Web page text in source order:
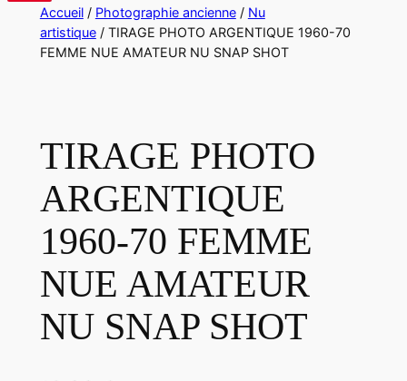
Accueil/ Photographie ancienne/ Nu
artistique/ TIRAGE PHOTO ARGENTIQUE 1960-70
FEMME NUE AMATEUR NU SNAP SHOT
TIRAGE PHOTO
ARGENTIQUE
1960-70 FEMME
NUE AMATEUR
NU SNAP SHOT